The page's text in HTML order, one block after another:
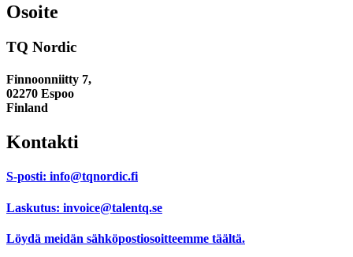
Osoite
TQ Nordic
Finnoonniitty 7,
02270 Espoo
Finland
Kontakti
S-posti: info@tqnordic.fi
Laskutus: invoice@talentq.se
Löydä meidän sähköpostiosoitteemme täältä.